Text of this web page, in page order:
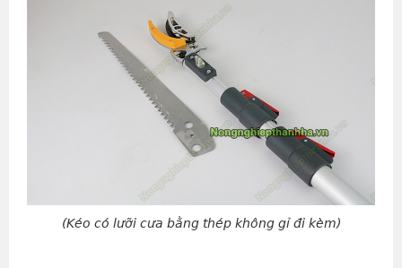
(Kéo có lưỡi cưa bằng thép không gỉ đi kèm)